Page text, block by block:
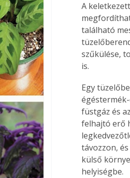
A
található
szűkülése,
is.
Egy
füstgáz és
felhajtó erő
távozzon,
külső
helyiségbe.